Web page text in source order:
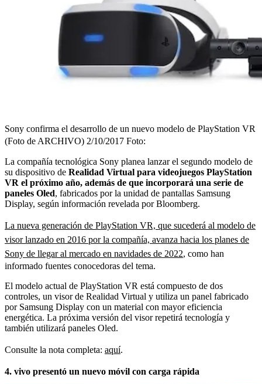
Sony confirma el desarrollo de un nuevo modelo de PlayStation VR
(Foto de ARCHIVO) 2/10/2017 Foto:
La compañía tecnológica Sony planea lanzar el segundo modelo de
su dispositivo de Realidad Virtual para videojuegos PlayStation
VR el próximo año, además de que incorporará una serie de
paneles Oled, fabricados por la unidad de pantallas Samsung
Display, según información revelada por Bloomberg.
La nueva generación de PlayStation VR, que sucederá al modelo de
visor lanzado en 2016 por la compañía, avanza hacia los planes de
Sony de llegar al mercado en navidades de 2022, como han
informado fuentes conocedoras del tema.
El modelo actual de PlayStation VR está compuesto de dos
controles, un visor de Realidad Virtual y utiliza un panel fabricado
por Samsung Display con un material con mayor eficiencia
energética. La próxima versión del visor repetirá tecnología y
también utilizará paneles Oled.
Consulte la nota completa: aquí.
4. vivo presentó un nuevo móvil con carga rápida